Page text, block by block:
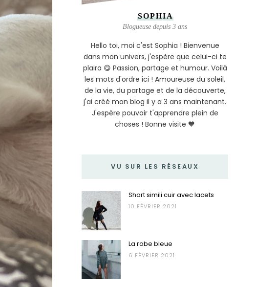
SOPHIA
Blogueuse depuis 3 ans
Hello toi, moi c'est Sophia ! Bienvenue
dans mon univers, j'espère que celui-ci te
plaira 😋 Passion, partage et humour. Voilà
les mots d'ordre ici ! Amoureuse du soleil,
de la vie, du partage et de la découverte,
j'ai créé mon blog il y a 3 ans maintenant.
J'espère pouvoir t'apprendre plein de
choses ! Bonne visite 🧡
VU SUR LES RÉSEAUX
Short simili cuir avec lacets
10 FÉVRIER 2021
La robe bleue
6 FÉVRIER 2021